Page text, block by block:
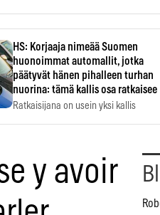
HS: Korjaaja nimeää Suomen
huonoimmat automallit, jotka
päätyvät hänen pihalleen turhan
nuorina: tämä kallis osa ratkaisee
Ratkaisijana on usein yksi kallis
y avoir